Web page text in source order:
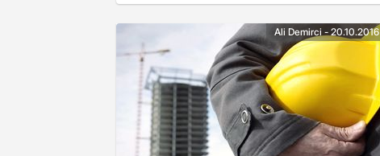
Ali Demirci - 20.10.2016